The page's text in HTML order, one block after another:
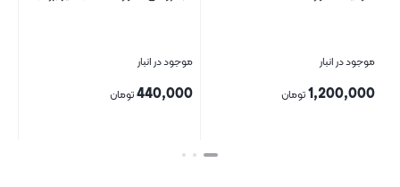
موجود در انبار
1,200,000تومان
موجود در انبار
440,000تومان
بستن